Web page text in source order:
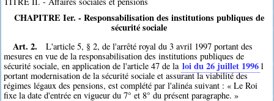
CHAPITRE Ier. - Responsabilisation des institutions publiques de
sécurité sociale
Art. 2.
L'article 5, § 2, de l'arrêté royal du 3 avril 1997 portant des
mesures en vue de la responsabilisation des institutions publiques de
sécurité sociale, en application de l'article 47 de la loi du 26 juillet 1996 1
portant modernisation de la sécurité sociale et assurant la viabilité des
régimes légaux des pensions, est complété par l'alinéa suivant : « Le Roi
fixe la date d'entrée en vigueur du 7° et 8° du présent paragraphe. »